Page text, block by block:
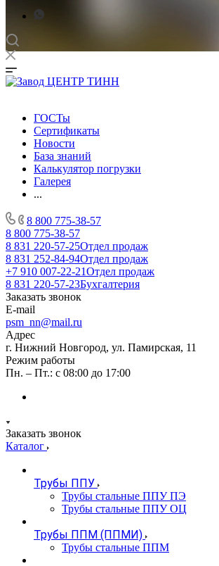
ГОСТы
Сертификаты
Новости
База знаний
Калькулятор погрузки
Галерея
...
8 800 775-38-57
8 800 775-38-57
8 831 220-57-25Отдел продаж
8 831 252-84-94Отдел продаж
+7 910 007-22-21Отдел продаж
8 831 220-57-23Бухгалтерия
Заказать звонок
E-mail
psm_nn@mail.ru
Адрес
г. Нижний Новгород, ул. Памирская, 11
Режим работы
Пн. – Пт.: с 08:00 до 17:00
Заказать звонок
Каталог
Трубы ППУ
Трубы стальные ППУ ПЭ
Трубы стальные ППУ ОЦ
Трубы ППМ (ППМИ)
Трубы стальные ППМ